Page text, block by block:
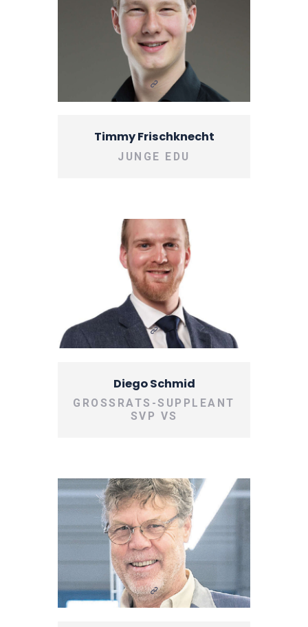
Timmy Frischknecht
JUNGE EDU
Diego Schmid
GROSSRATS-SUPPLEANT
SVP VS